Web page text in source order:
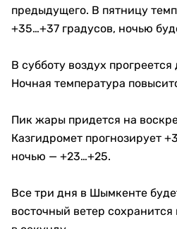
предыдущего. В пятницу
+35…+37 градусов, ночью
В субботу воздух
Ночная температура
Пик жары придется на
Казгидромет прогнозирует
ночью — +23…+25.
Все три дня в Шымкенте
восточный ветер